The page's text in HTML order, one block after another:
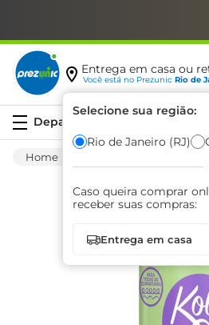
Entrega em casa ou
Você está no Prezunic Rio de
Selecione sua região:
Rio de Janeiro (RJ)
Caso queira comprar
receber suas compras:
Entrega em casa